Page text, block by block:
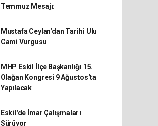
Temmuz Mesajı:
Mustafa Ceylan'dan Tarihi Ulu
Cami Vurgusu
MHP Eskil İlçe Başkanlığı 15.
Olağan Kongresi 9 Ağustos'ta
Yapılacak
Eskil'de İmar Çalışmaları
Sürüyor